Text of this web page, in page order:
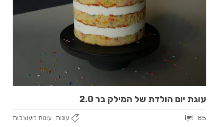
עוגת יום הולדת של המילק בר 2.0
עוגות, עוגות מעוצבות 85